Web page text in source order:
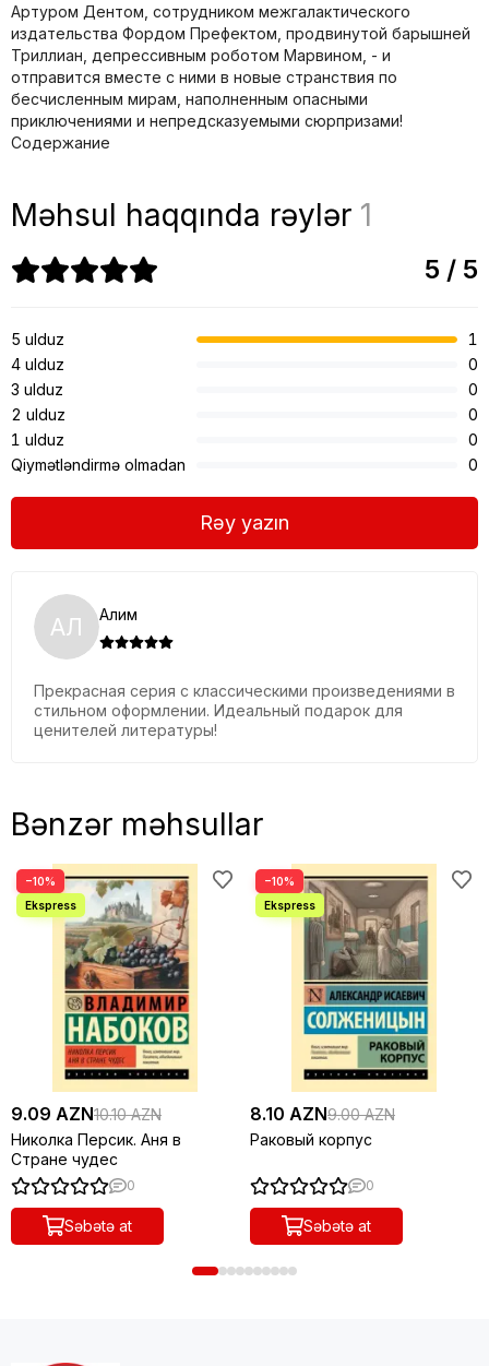
Артуром Дентом, сотрудником межгалактического
издательства Фордом Префектом, продвинутой барышней
Триллиан, депрессивным роботом Марвином, - и
отправится вместе с ними в новые странствия по
бесчисленным мирам, наполненным опасными
приключениями и непредсказуемыми сюрпризами!
Содержание
Məhsul haqqında rəylər 1
АЛ Алим
Прекрасная серия с классическими произведениями в
стильном оформлении. Идеальный подарок для
ценителей литературы!
5 / 5
5 ulduz
1
4 ulduz
0
3 ulduz
0
2 ulduz
0
1 ulduz
0
Qiymətləndirmə olmadan
0
Rəy yazın
Bənzər məhsullar
−10%
9.09 AZN10.10 AZN
Николка Персик. Аня в
Стране чудес
0
Səbətə at
−10%
8.10 AZN9.00 AZN
Раковый корпус
0
Səbətə at